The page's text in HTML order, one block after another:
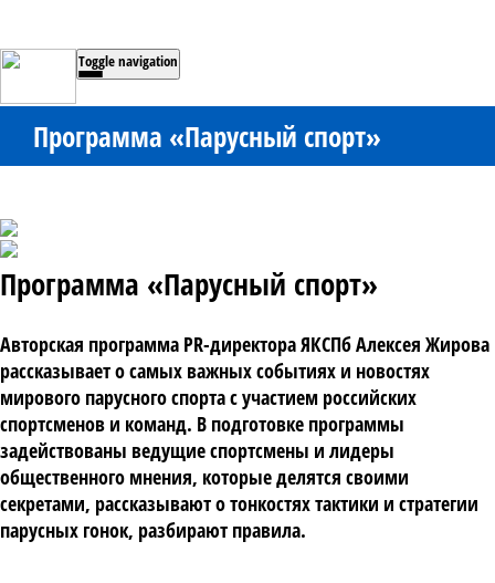
Toggle navigation
Программа «Парусный спорт»
Программа «Парусный спорт»
Авторская программа PR-директора ЯКСПб Алексея Жирова
рассказывает о самых важных событиях и новостях
мирового парусного спорта с участием российских
спортсменов и команд. В подготовке программы
задействованы ведущие спортсмены и лидеры
общественного мнения, которые делятся своими
секретами, рассказывают о тонкостях тактики и стратегии
парусных гонок, разбирают правила.